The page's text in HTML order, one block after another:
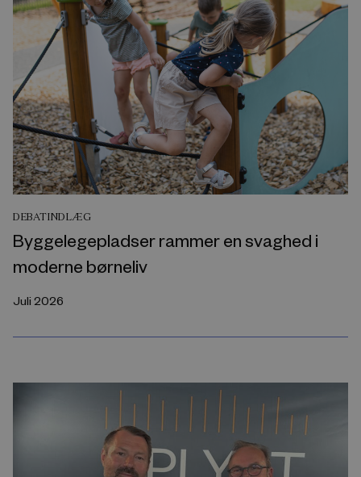
DEBATINDLÆG
Byggelegepladser rammer en svaghed i
moderne børneliv
Juli 2026